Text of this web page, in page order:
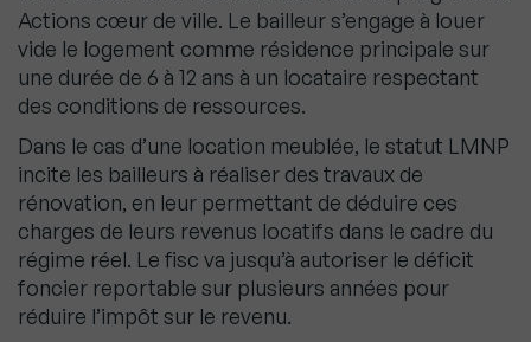
Actions cœur de ville. Le bailleur s’engage à louer
vide le logement comme résidence principale sur
une durée de 6 à 12 ans à un locataire respectant
des conditions de ressources.
Dans le cas d’une location meublée, le statut LMNP
incite les bailleurs à réaliser des travaux de
rénovation, en leur permettant de déduire ces
charges de leurs revenus locatifs dans le cadre du
régime réel. Le fisc va jusqu’à autoriser le déficit
foncier reportable sur plusieurs années pour
réduire l’impôt sur le revenu.